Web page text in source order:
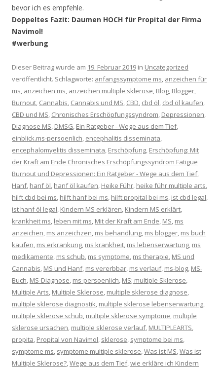
bevor ich es empfehle.
Doppeltes Fazit: Daumen HOCH für Propital der Firma
Navimol!
#werbung
Dieser Beitrag wurde am 19. Februar 2019 in Uncategorized
veröffentlicht. Schlagworte: anfangssymptome ms, anzeichen für
ms, anzeichen ms, anzeichen multiple sklerose, Blog, Blogger,
Burnout, Cannabis, Cannabis und MS, CBD, cbd öl, cbd öl kaufen,
CBD und MS, Chronisches Erschöpfungssyndrom, Depressionen,
Diagnose MS, DMSG, Ein Ratgeber - Wege aus dem Tief,
einblick.ms-persoenlich, encephalitis disseminata,
encephalomyelitis disseminata, Erschöpfung, Erschöpfung: Mit
der Kraft am Ende Chronisches Erschöpfungssyndrom Fatigue
Burnout und Depressionen: Ein Ratgeber - Wege aus dem Tief,
Hanf, hanf öl, hanf öl kaufen, Heike Führ, heike führ multiple arts,
hilft cbd bei ms, hilft hanf bei ms, hilft propital bei ms, ist cbd legal,
ist hanf öl legal, Kindern MS erklären, Kindern MS erklärt,
krankheit ms, leben mit ms, Mit der Kraft am Ende, MS, ms
anzeichen, ms anzeichzen, ms behandlung, ms blogger, ms buch
kaufen, ms erkrankung, ms krankheit, ms lebenserwartung, ms
medikamente, ms schub, ms symptome, ms therapie, MS und
Cannabis, MS und Hanf, ms vererbbar, ms verlauf, ms-blog, MS-
Buch, MS-Diagnose, ms-persoenlich, MS; multiple Sklerose,
Multiple Arts, Multiple Sklerose, multiple sklerose diagnose,
multiple sklerose diagnostik, multiple sklerose lebenserwartung,
multiple sklerose schub, multiple sklerose symptome, multiple
sklerose ursachen, multiple sklerose verlauf, MULTIPLEARTS,
propita, Propital von Navimol, sklerose, symptome bei ms,
symptome ms, symptome multiple sklerose,Was ist MS,Was ist
Multiple Sklerose?,Wege aus dem Tief,wie erkläre ich Kindern